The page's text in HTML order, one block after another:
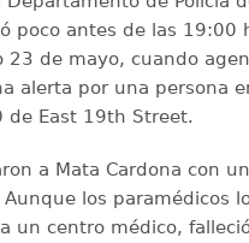
poco antes de las 19:00
23 de mayo, cuando
alerta por una persona
de East 19th Street.
a Mata Cardona con
Aunque los paramédicos
un centro médico,